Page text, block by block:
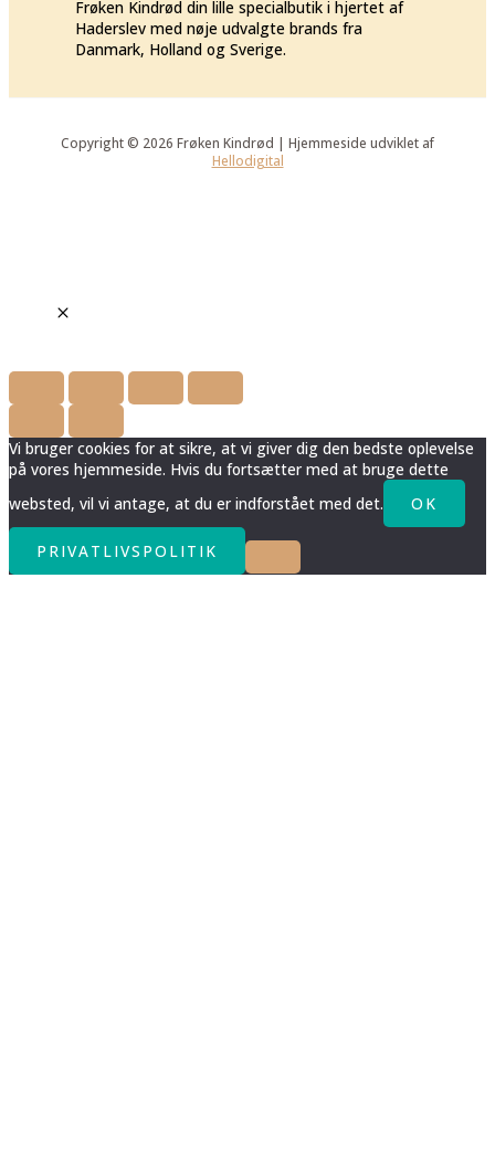
Frøken Kindrød din lille specialbutik i hjertet af
Haderslev med nøje udvalgte brands fra
Danmark, Holland og Sverige.
Copyright © 2026 Frøken Kindrød | Hjemmeside udviklet af
Hellodigital
Vi bruger cookies for at sikre, at vi giver dig den bedste oplevelse
på vores hjemmeside. Hvis du fortsætter med at bruge dette
websted, vil vi antage, at du er indforstået med det.
OK
PRIVATLIVSPOLITIK